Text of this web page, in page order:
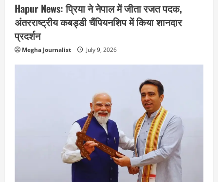
Hapur News: प्रिया ने नेपाल में जीता रजत पदक,
अंतरराष्ट्रीय कबड्डी चैंपियनशिप में किया शानदार
प्रदर्शन
Megha Journalist July 9, 2026